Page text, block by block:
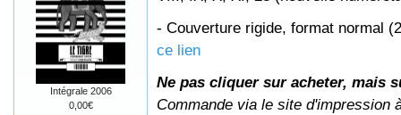
- Couverture rigide, format normal
ce lien
Ne pas cliquer sur acheter, mais
Commande via le site d'impression
Intégrale 2006
0,00€